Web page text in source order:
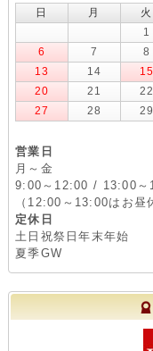
日
月 火
1
6
7 8
13
14 15
20
21 22
27
28 29
営業日
月～金
9:00～12:00 / 13:00～
（12:00～13:00はお昼
定休日
土日祝祭日年末年始
夏季GW